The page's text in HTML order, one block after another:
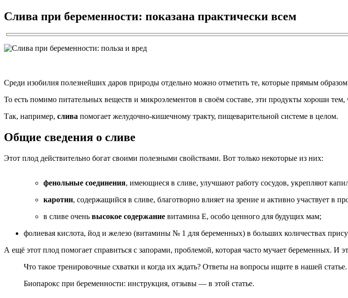
Слива при беременности: показана практически всем
Среди изобилия полезнейших даров природы отдельно можно отметить те, которые прямым
То есть помимо питательных веществ и микроэлементов в своём составе, эти продукты хороши
Так, например, слива помогает желудочно-кишечному тракту, пищеварительной системе в целом.
Общие сведения о сливе
Этот плод действительно богат своими полезными свойствами. Вот только некоторые из них:
фенольные соединения, имеющиеся в сливе, улучшают работу сосудов, укрепляют
каротин, содержащийся в сливе, благотворно влияет на зрение и активно участвует в
в сливе очень высокое содержание витамина Е, особо ценного для будущих мам;
фолиевая кислота, йод и железо (витамины № 1 для беременных) в больших количествах
А ещё этот плод помогает справиться с запорами, проблемой, которая часто мучает беременных. И
Что такое тренировочные схватки и когда их ждать? Ответы на вопросы ищите в нашей статье.
Биопарокс при беременности: инструкция, отзывы — в этой статье.